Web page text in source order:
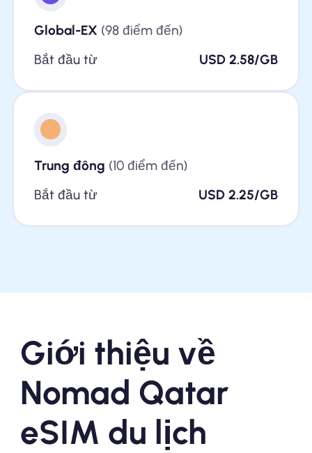
Global-EX (98 điểm đến)
Bắt đầu từ
USD 2.58/GB
Trung đông (10 điểm đến)
Bắt đầu từ
USD 2.25/GB
Giới thiệu về
Nomad Qatar
eSIM du lịch